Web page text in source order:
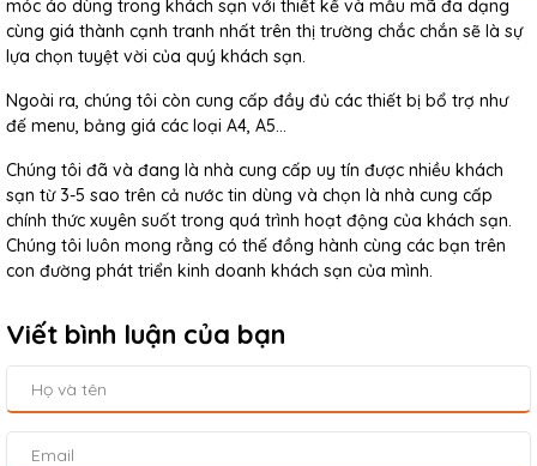
móc áo dùng trong khách sạn với thiết kế và mẫu mã đa dạng
cùng giá thành cạnh tranh nhất trên thị trường chắc chắn sẽ là sự
lựa chọn tuyệt vời của quý khách sạn.
Ngoài ra, chúng tôi còn cung cấp đầy đủ các thiết bị bổ trợ như
đế menu, bảng giá các loại A4, A5...
Chúng tôi đã và đang là nhà cung cấp uy tín được nhiều khách
sạn từ 3-5 sao trên cả nước tin dùng và chọn là nhà cung cấp
chính thức xuyên suốt trong quá trình hoạt động của khách sạn.
Chúng tôi luôn mong rằng có thế đồng hành cùng các bạn trên
con đường phát triển kinh doanh khách sạn của mình.
Viết bình luận của bạn